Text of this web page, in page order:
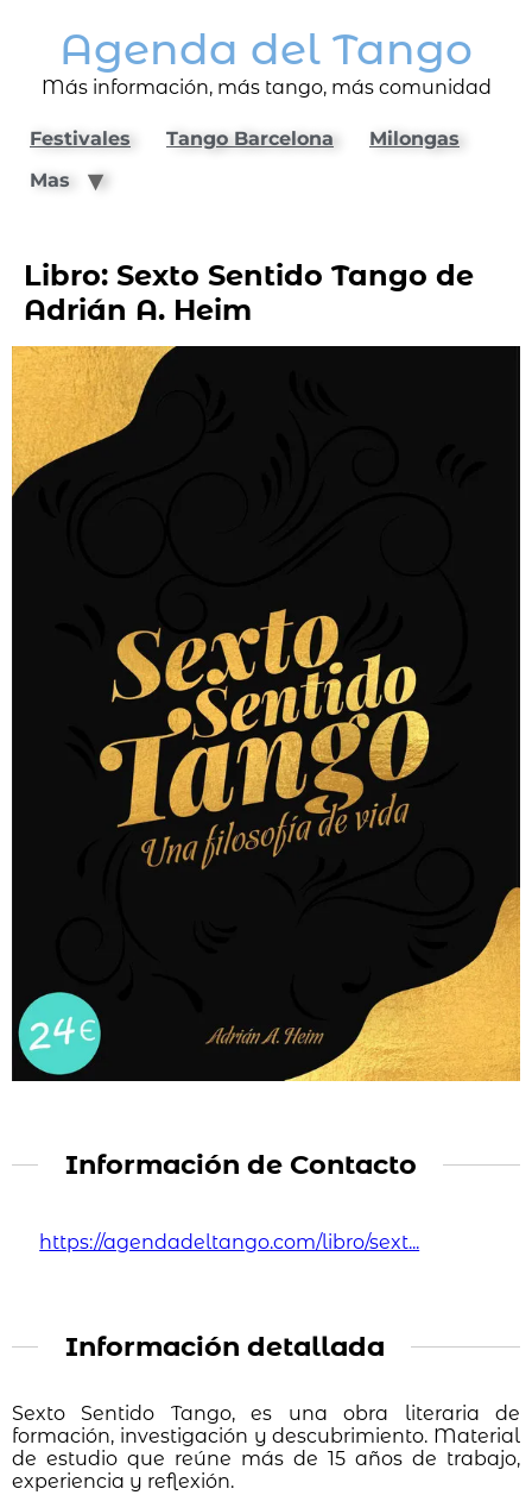
Agenda del Tango
Más información, más tango, más comunidad
Festivales Tango Barcelona
Milongas
Mas
Libro: Sexto Sentido Tango de
Adrián A. Heim
Información de Contacto
https://agendadeltango.com/libro/sext...
Información detallada
Sexto Sentido Tango, es una obra literaria de
formación, investigación y descubrimiento. Material
de estudio que reúne más de 15 años de trabajo,
experiencia y reflexión.